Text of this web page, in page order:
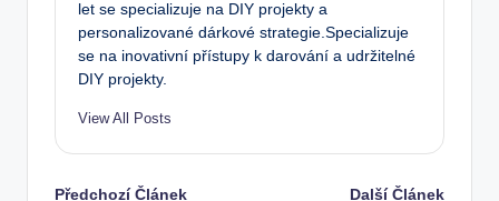
let se specializuje na DIY projekty a
personalizované dárkové strategie.Specializuje
se na inovativní přístupy k darování a udržitelné
DIY projekty.
View All Posts
Předchozí Článek Další Článek